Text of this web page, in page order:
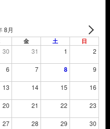
8月
金 土 日
30 31 1 2
6 7 8 9
13 14 15 16
20 21 22 23
27 28 29 30